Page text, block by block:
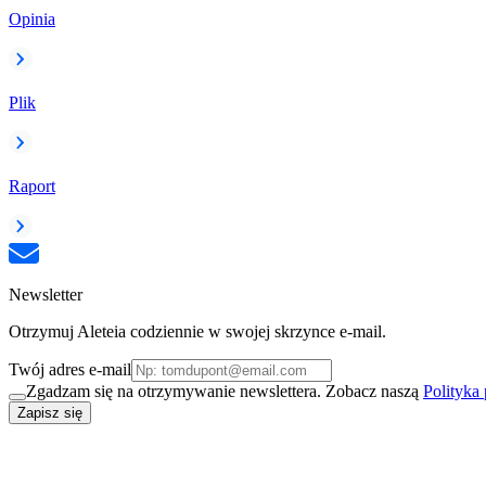
Opinia
Plik
Raport
Newsletter
Otrzymuj Aleteia codziennie w swojej skrzynce e-mail.
Twój adres e-mail
Zgadzam się na otrzymywanie newslettera. Zobacz naszą Polityka
Zapisz się